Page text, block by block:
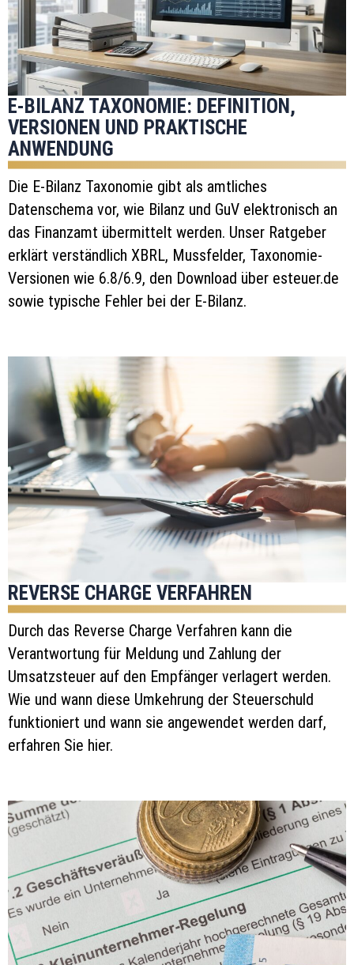
E-BILANZ TAXONOMIE: DEFINITION,
VERSIONEN UND PRAKTISCHE
ANWENDUNG
Die E-Bilanz Taxonomie gibt als amtliches
Datenschema vor, wie Bilanz und GuV elektronisch an
das Finanzamt übermittelt werden. Unser Ratgeber
erklärt verständlich XBRL, Mussfelder, Taxonomie-
Versionen wie 6.8/6.9, den Download über esteuer.de
sowie typische Fehler bei der E-Bilanz.
REVERSE CHARGE VERFAHREN
Durch das Reverse Charge Verfahren kann die
Verantwortung für Meldung und Zahlung der
Umsatzsteuer auf den Empfänger verlagert werden.
Wie und wann diese Umkehrung der Steuerschuld
funktioniert und wann sie angewendet werden darf,
erfahren Sie hier.